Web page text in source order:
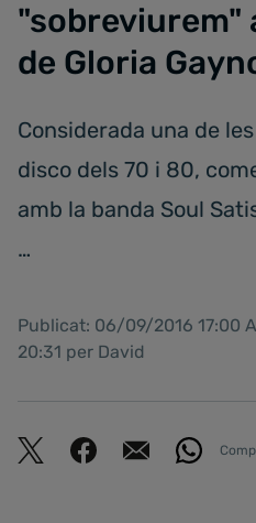
"sobreviurem"
de Gloria
Considerada una de
disco dels 70 i 80,
amb la banda Soul
…
Publicat: 06/09/2016 17:00
20:31 per David